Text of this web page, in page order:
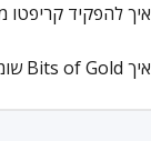
איך להפקיד קריפטו
איך Bits of Gold שומרת את המטבעות שלי בצורה בטוחה?